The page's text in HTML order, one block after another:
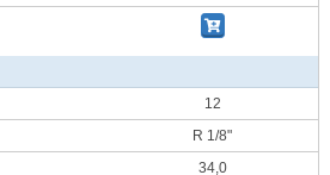
12
R 1/8"
34,0